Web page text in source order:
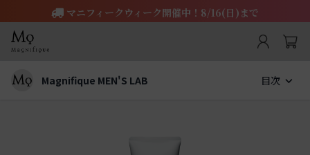
マニフィークウィーク開催中！8/16(日)まで
Magnifique MEN'S LAB 目次